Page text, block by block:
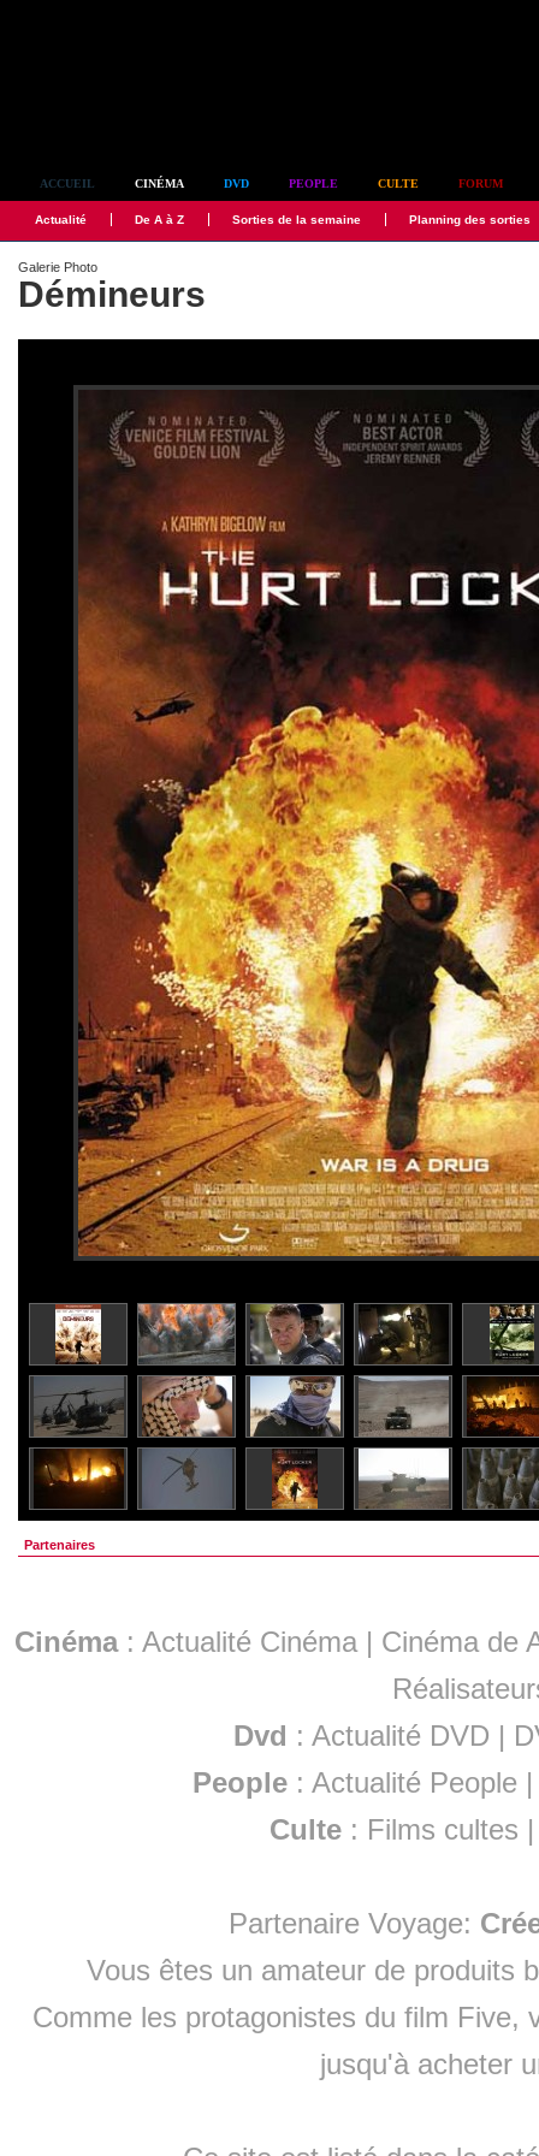
ACCUEIL CINÉMA DVD PEOPLE CULTE FORUM
Actualité De A à Z Sorties de la semaine Planning des sorties
Galerie Photo
Démineurs
Partenaires
Cinéma: Actualité Cinéma | Cinéma de
Dvd : Actualité DVD |
People :Actualité People
Culte : Films cultes
Partenaire Voyage:
Vous êtes un amateur de produits
Comme les protagonistes du film Five,
jusqu'à acheter